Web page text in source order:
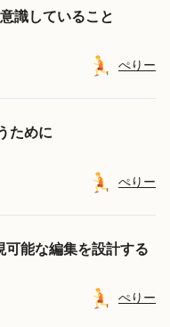
識していること
ぺりー
ために
ぺりー
可能な編集を設計する
ぺりー